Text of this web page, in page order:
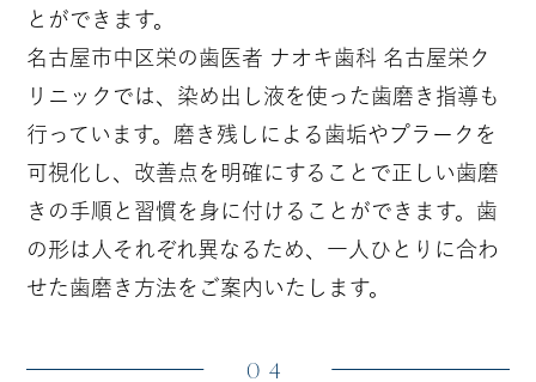
とができます。
名古屋市中区栄の歯医者 ナオキ歯科 名古屋栄ク
リニックでは、染め出し液を使った歯磨き指導も
行っています。磨き残しによる歯垢やプラークを
可視化し、改善点を明確にすることで正しい歯磨
きの手順と習慣を身に付けることができます。歯
の形は人それぞれ異なるため、一人ひとりに合わ
せた歯磨き方法をご案内いたします。
04